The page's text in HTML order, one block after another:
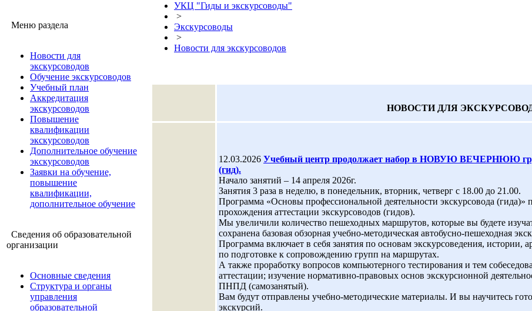
Меню раздела
Новости для
экскурсоводов
Обучение экскурсоводов
Учебный план
Аккредитация
экскурсоводов
Повышение
квалификации
экскурсоводов
Дополнительное обучение
экскурсоводов
Заявки на обучение,
повышение
квалификации,
дополнительное обучение
Сведения об образовательной
организации
Основные сведения
Структура и органы
управления
образовательной
УКЦ "Гиды и экскурсоводы"
>
Экскурсоводы
>
Новости для экскурсоводов
НОВОСТИ ДЛЯ
12.03.2026 Учебный центр продолжает набор в НОВУЮ ВЕЧЕРНЮЮ
(гид).
Начало занятий – 14 апреля 2026г.
Занятия 3 раза в неделю, в понедельник, вторник, четверг с 18.00 до 21.00.
Программа «Основы профессиональной деятельности экскурсовода
прохождения аттестации экскурсоводов (гидов).
Мы увеличили количество пешеходных маршрутов, которые вы будете
сохранена базовая обзорная учебно-методическая автобусно-пешеходная
Программа включает в себя занятия по основам экскурсоведения, истории,
по подготовке к сопровождению групп на маршрутах.
А также проработку вопросов компьютерного тестирования и тем
аттестации; изучение нормативно-правовых основ экскурсионной
ПНПД (самозанятый).
Вам будут отправлены учебно-методические материалы. И вы научитесь
экскурсий.